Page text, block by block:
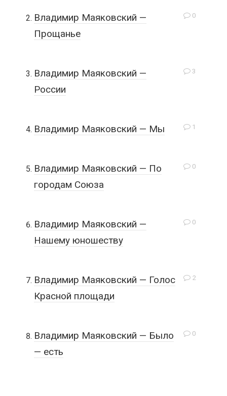
0
Владимир Маяковский —
Прощанье
3
Владимир Маяковский —
России
1
Владимир Маяковский — Мы
0
Владимир Маяковский — По
городам Союза
0
Владимир Маяковский —
Нашему юношеству
2
Владимир Маяковский — Голос
Красной площади
0
Владимир Маяковский — Было
— есть